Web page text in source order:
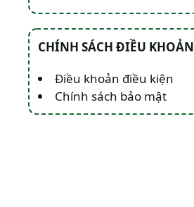
CHÍNH SÁCH ĐIỀU KHOẢN
Điều khoản điều kiện
Chính sách bảo mật